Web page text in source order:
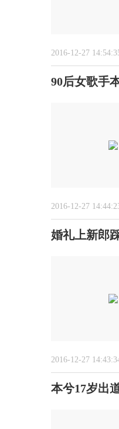
2016-12-27
90后女歌手
2016-12-27
婚礼上新郎
2016-12-27
本兮17岁出